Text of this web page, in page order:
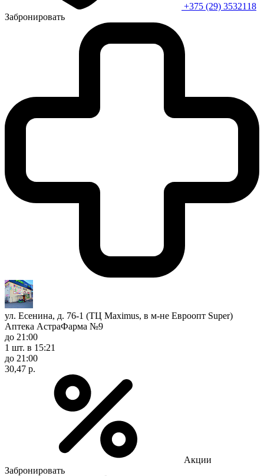
+375 (29) 3532118
Забронировать
ул. Есенина, д. 76-1 (ТЦ Maximus, в м-не Евроопт Super)
Аптека АстраФарма №9
до 21:00
1 шт. в 15:21
до 21:00
30,47 р.
Акции
Забронировать